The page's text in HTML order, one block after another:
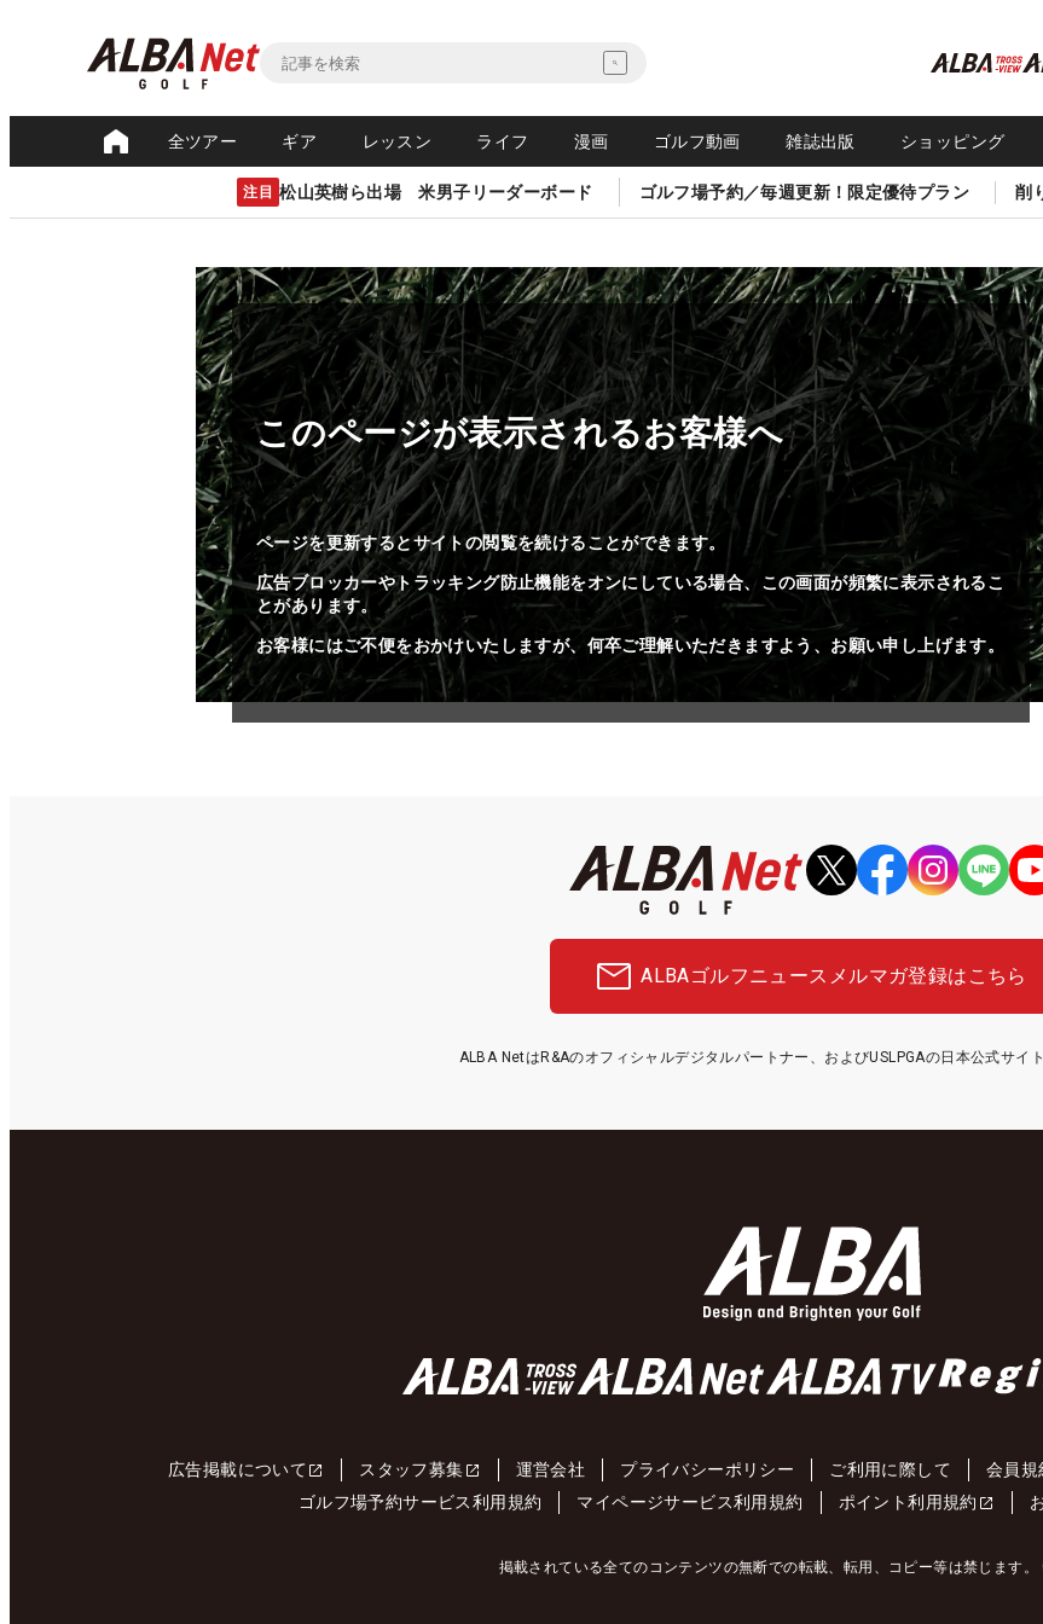
全ツアー ギア レッスン ライフ 漫画 ゴルフ動画 雑誌出版 ショッピング
注目 松山英樹ら出場 米男子リーダーボード ゴルフ場予約／毎週更新！限定優待プラン 削
このページが表示されるお客様へ
ページを更新するとサイトの閲覧を続けることができます。
広告ブロッカーやトラッキング防止機能をオンにしている場合、この画面が頻繁に表示されるこ
とがあります。
お客様にはご不便をおかけいたしますが、何卒ご理解いただきますよう、お願い申し上げます。
ALBAゴルフニュース メルマガ登録はこちら
ALBA NetはR&Aのオフィシャルデジタルパートナー、およびUSLPGAの日本公式サイ
広告掲載について スタッフ募集 運営会社 プライバシーポリシー ご利用に際して 会員規
ゴルフ場予約サービス利用規約
マイページサービス利用規約 ポイント利用規約
掲載されている全てのコンテンツの無断での転載、転用、コピー等は禁じます